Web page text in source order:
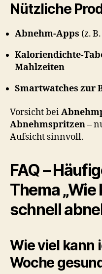
Nützliche
Abnehm-Apps (z.
Kaloriendichte-
Mahlzeiten
Smartwatches zur
Vorsicht bei
Abnehmspritzen–
Aufsicht sinnvoll.
FAQ –
Thema
schnell
Wie viel kann
Woche